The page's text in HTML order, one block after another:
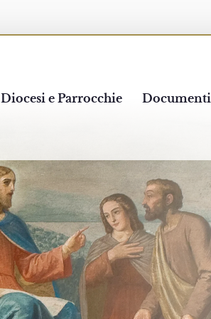
Diocesi e Parrocchie Documenti